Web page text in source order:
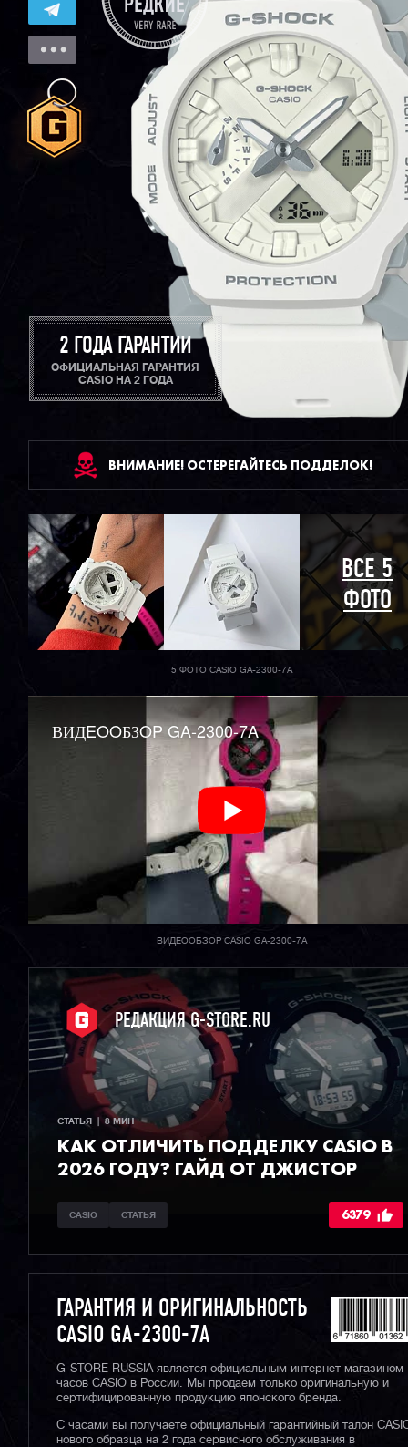
2 ГОДА ГАРАНТИИ
ОФИЦИАЛЬНАЯ ГАРАНТИЯ
CASIO НА 2 ГОДА
ВНИМАНИЕ! ОСТЕРЕГАЙТЕСЬ ПОДДЕЛОК!
ВСЕ 5
ФОТО
5 ФОТО CASIO GA-2300-7A
ВИДEOOБЗOP GA-2300-7A
ВИДЕООБЗОР CASIO GA-2300-7A
РЕДАКЦИЯ G-STORE.RU
СТАТЬЯ  |  8 МИН
КАК ОТЛИЧИТЬ ПОДДЕЛКУ CASIO В
2026 ГОДУ? ГАЙД ОТ ДЖИСТОР
CASIO СТАТЬЯ 6379
ГАРАНТИЯ И ОРИГИНАЛЬНОСТЬ
CASIO GA-2300-7A
G-STORE RUSSIA является официальным интернет-магазином
часов CASIO в России. Мы продаем только оригинальную и
сертифицированную продукцию японского бренда.
С часами вы получаете официальный гарантийный талон
нового образца на 2 года сервисного обслуживания в